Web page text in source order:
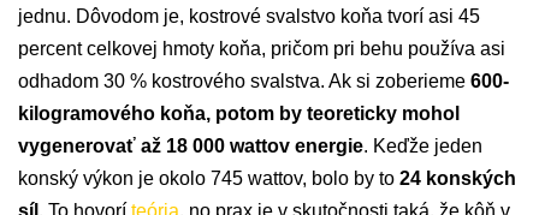
jednu. Dôvodom je, kostrové svalstvo koňa tvorí asi 45
percent celkovej hmoty koňa, pričom pri behu používa asi
odhadom 30 % kostrového svalstva. Ak si zoberieme 600-
kilogramového koňa, potom by teoreticky mohol
vygenerovať až 18 000 wattov energie. Keďže jeden
konský výkon je okolo 745 wattov, bolo by to 24 konských